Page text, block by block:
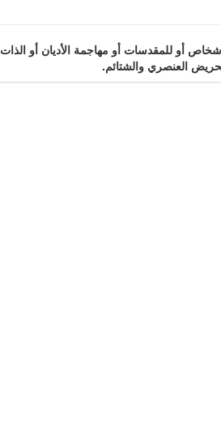
أو للمقدسات أو مهاجمة الأديان أو الذات
العنصري والشتائم.